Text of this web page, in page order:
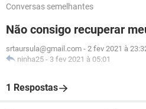
Conversas semelhantes
Não consigo recuperar
srtaursula@gmail.com - 2 fev 2021 à
ninha25 - 3 fev 2021 à 05:01
1 Respostas